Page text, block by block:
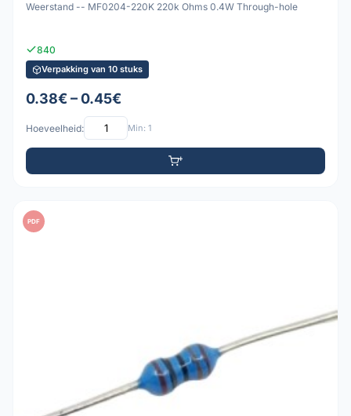
Weerstand -- MF0204-220K 220k Ohms 0.4W Through-hole
840
Verpakking van 10 stuks
0.38€ – 0.45€
Hoeveelheid: Min: 1
PDF